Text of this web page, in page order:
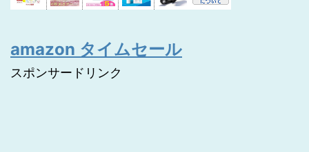
amazon タイムセール
スポンサードリンク